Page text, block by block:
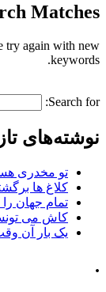
Matches
try again with new
keywords.
Search for:
نوشته‌های
تو مخدری
کلاغ ها
تمام جهان
کاش می
یک بار آن
.